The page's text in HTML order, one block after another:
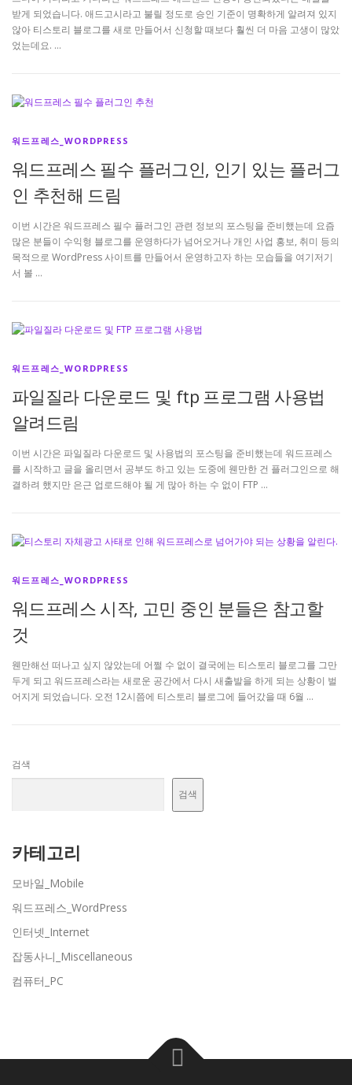
받게 되었습니다. 애드고시라고 불릴 정도로 승인 기준이 명확하게 알려져 있지
않아 티스토리 블로그를 새로 만들어서 신청할 때보다 훨씬 더 마음 고생이 많았
었는데요. …
워드프레스_WORDPRESS
워드프레스 필수 플러그인, 인기 있는 플러그
인 추천해 드림
이번 시간은 워드프레스 필수 플러그인 관련 정보의 포스팅을 준비했는데 요즘
많은 분들이 수익형 블로그를 운영하다가 넘어오거나 개인 사업 홍보, 취미 등의
목적으로 WordPress 사이트를 만들어서 운영하고자 하는 모습들을 여기저기
서 볼 …
워드프레스_WORDPRESS
파일질라 다운로드 및 ftp 프로그램 사용법
알려드림
이번 시간은 파일질라 다운로드 및 사용법의 포스팅을 준비했는데 워드프레스
를 시작하고 글을 올리면서 공부도 하고 있는 도중에 웬만한 건 플러그인으로 해
결하려 했지만 은근 업로드해야 될 게 많아 하는 수 없이 FTP …
워드프레스_WORDPRESS
워드프레스 시작, 고민 중인 분들은 참고할
것
웬만해선 떠나고 싶지 않았는데 어쩔 수 없이 결국에는 티스토리 블로그를 그만
두게 되고 워드프레스라는 새로운 공간에서 다시 새출발을 하게 되는 상황이 벌
어지게 되었습니다. 오전 12시쯤에 티스토리 블로그에 들어갔을 때 6월 …
검색
검색
카테고리
모바일_Mobile
워드프레스_WordPress
인터넷_Internet
잡동사니_Miscellaneous
컴퓨터_PC